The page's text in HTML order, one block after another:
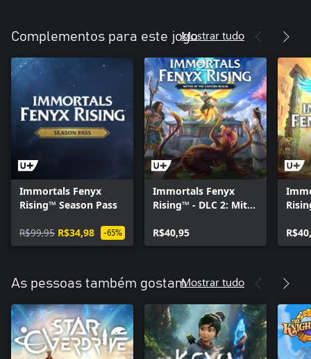
Complementos para este jogoMostrar tudo
Immortals Fenyx
Rising™ Season Pass
R$99,95 R$34,98 -65%
Immortals Fenyx
Rising™ - DLC 2: Mitos
R$40,95
As pessoas também gostamMostrar tudo